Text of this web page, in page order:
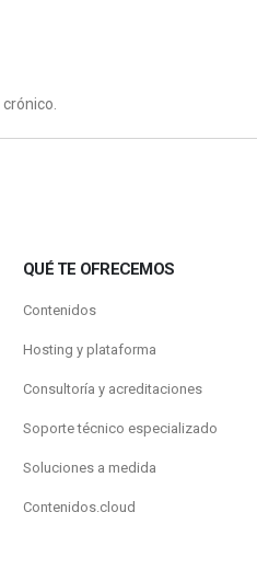
QUÉ TE OFRECEMOS
Contenidos
Hosting y plataforma
Consultoría y acreditaciones
Soporte técnico especializado
Soluciones a medida
Contenidos.cloud